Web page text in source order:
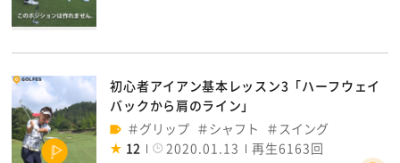
初心者アイアン基本レッスン3「ハーフウェイ
バックから肩のライン」
グリップ
シャフト
スイング
12
2020.01.13
再生6163回